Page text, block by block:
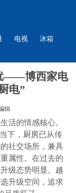
电视
冰箱
——博西家电
电”
辑
活的情感核心。
下， 厨房已从传
社交场所，兼具
属性。在过去的
级态势明显。越
升级空间，追求